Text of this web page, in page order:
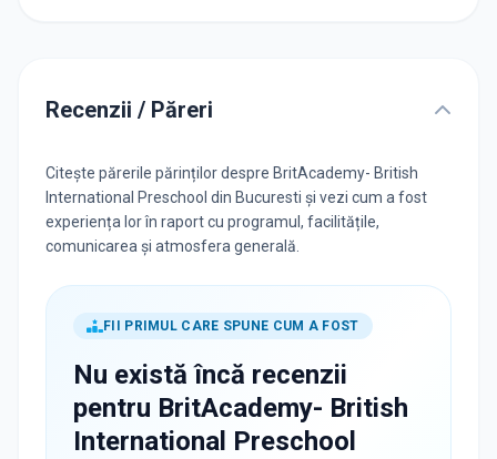
Recenzii / Păreri
Citește părerile părinților despre BritAcademy- British
International Preschool din Bucuresti și vezi cum a fost
experiența lor în raport cu programul, facilitățile,
comunicarea și atmosfera generală.
FII PRIMUL CARE SPUNE CUM A FOST
Nu există încă recenzii
pentru BritAcademy- British
International Preschool